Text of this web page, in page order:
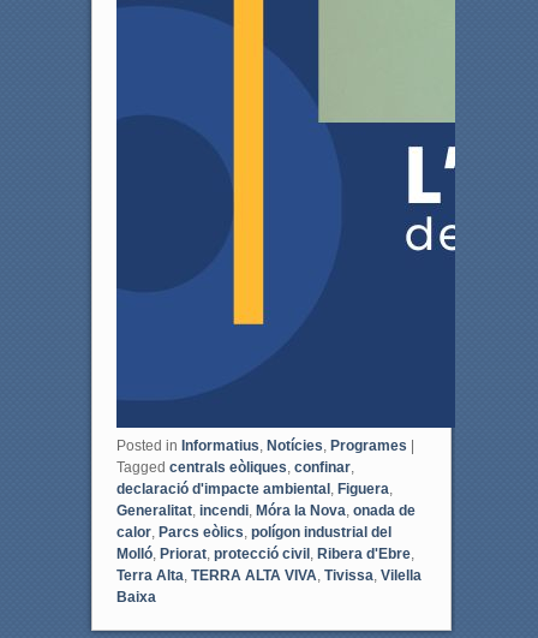
Posted in Informatius, Notícies, Programes
Tagged centrals eòliques, confinar,
declaració d'impacte ambiental , Figuera,
Generalitat, incendi, Móra la Nova, onada de
calor, Parcs eòlics, polígon industrial del
Molló, Priorat, protecció civil , Ribera d'Ebre,
Terra Alta, TERRA ALTA VIVA, Tivissa, Vilella
Baixa